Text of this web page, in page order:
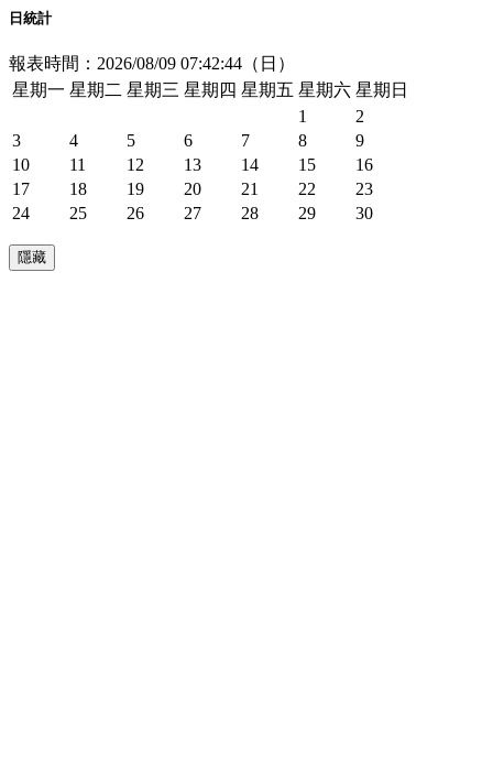
日統計
報表時間：2026/08/09 07:42:44（日）
星期一 星期二 星期三 星期四 星期五 星期六 星期日
1
2
3
4 5 6 7 8
9
10
11 12 13 14 15
16
17
18 19 20 21 22
23
24
25 26 27 28 29 30